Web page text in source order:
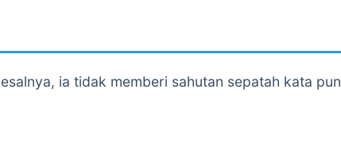
ia tidak memberi sahutan sepatah kata pun